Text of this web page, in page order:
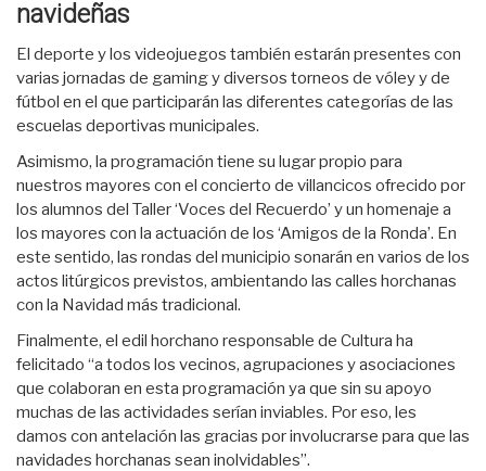
navideñas
El deporte y los videojuegos también estarán presentes con
varias jornadas de gaming y diversos torneos de vóley y de
fútbol en el que participarán las diferentes categorías de las
escuelas deportivas municipales.
Asimismo, la programación tiene su lugar propio para
nuestros mayores con el concierto de villancicos ofrecido por
los alumnos del Taller ‘Voces del Recuerdo’ y un homenaje a
los mayores con la actuación de los ‘Amigos de la Ronda’. En
este sentido, las rondas del municipio sonarán en varios de los
actos litúrgicos previstos, ambientando las calles horchanas
con la Navidad más tradicional.
Finalmente, el edil horchano responsable de Cultura ha
felicitado “a todos los vecinos, agrupaciones y asociaciones
que colaboran en esta programación ya que sin su apoyo
muchas de las actividades serían inviables. Por eso, les
damos con antelación las gracias por involucrarse para que las
navidades horchanas sean inolvidables”.